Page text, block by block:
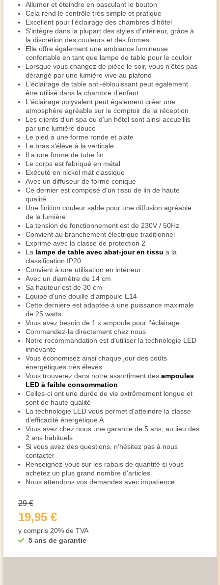
Allumer et éteindre en basculant le bouton
Cela rend le contrôle très simple et pratique
Excellent pour l'éclairage des chambres d'hôtel
S'intègre dans la plupart des styles d'intérieur, grâce à
la discrétion des couleurs et des formes
Elle offre également une ambiance lumineuse
confortable en tant que lampe de table pour le couloir
Lorsque vous changez de pièce le soir, vous n'êtes pas
dérangé par une lumière vive au plafond
L'éclairage de table anti-éblouissant peut également
être utilisé dans la chambre d'enfant
L'éclairage polyvalent peut également créer une
atmosphère agréable sur le comptoir de la réception
Les clients d'un spa ou d'un hôtel sont ainsi accueillis
par une lumière douce
Le pied a une forme ronde et plate
Le bras s'élève à la verticale
Il a une forme de tube fin
Le corps est fabriqué en métal
Exécuté en nickel mat classique
Avec un diffuseur de forme conique
Ce dernier est composé d'un tissu de lin de haute
qualité
Une finition couleur sable pour une diffusion agréable
de la lumière
La tension de fonctionnement est de 230V / 50Hz
Convient au branchement électrique traditionnel
Exprimé avec la classe de protection 2
La lampe de table avec abat-jour en tissu a la
classification IP20
Convient à une utilisation en intérieur
Avec un diamètre de 14 cm
Sa hauteur est de 30 cm
Equipé d'une douille d'ampoule E14
Cette dernière est adaptée à une puissance maximale
de 25 watts
Vous avez besoin de 1 x ampoule pour l'éclairage
Commandez-la directement chez nous
Notre recommandation est d'utiliser la technologie LED
innovante
Vous économisez ainsi chaque jour des coûts
énergétiques très élevés
Vous trouverez dans notre assortiment des ampoules
LED à faible consommation
Celles-ci ont une durée de vie extrêmement longue et
sont de haute qualité
La technologie LED vous permet d'atteindre la classe
d'efficacité énergétique A
Vous avez chez nous une garantie de 5 ans, au lieu des
2 ans habituels
Si vous avez des questions, n'hésitez pas à nous
contacter
Renseignez-vous sur les rabais de quantité si vous
achetez un plus grand nombre d'articles
Nous attendons vos demandes avec impatience
5 ans de garantie
29 €
19,95 €
y compris 20% de TVA